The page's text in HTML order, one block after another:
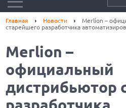
Главная Новости
Merlion –
старейшего разработчика
Merlion –
официальный
дистрибьютор